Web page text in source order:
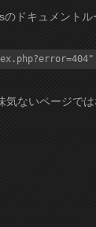
ドキュメントル
気ないページで